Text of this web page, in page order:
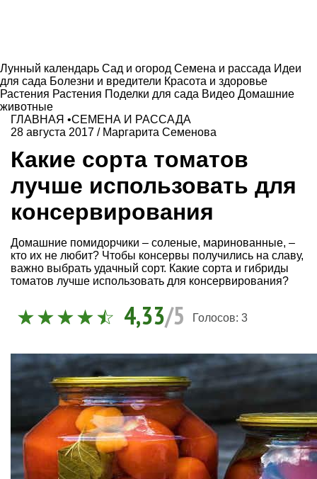
Лунный календарь Сад и огород Семена и рассада Идеи
для сада Болезни и вредители Красота и здоровье
Растения Растения Поделки для сада Видео Домашние
животные
ГЛАВНАЯ •СЕМЕНА И РАССАДА
28 августа 2017 / Маргарита Семенова
Какие сорта томатов
лучше использовать для
консервирования
Домашние помидорчики – соленые, маринованные, –
кто их не любит? Чтобы консервы получились на славу,
важно выбрать удачный сорт. Какие сорта и гибриды
томатов лучше использовать для консервирования?
4,33/5 Голосов: 3